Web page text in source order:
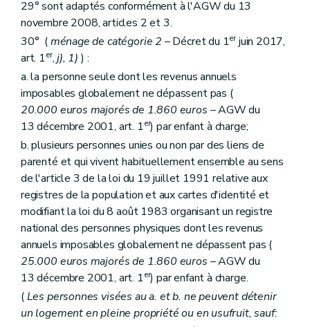
Art. 179
Section 2
Du contrat de gestion
Art. 180
Art. 181
Art. 182
Section 3
Du financement
Art. 183
Section 4 De l'administration et du contrôle
Art. 184
Art. 184 bis
Art. 185
Art. 185bis
Section 5 Du comité d'orientation du Fonds
Art. 186
Chapitre V
Des pouvoirs locaux
Art. 187
Art. 188
Art. 189
Art. 190
Chapitre VI Des organismes à finalité sociale
Section première Dispositions communes
Art. 191
Art. 192
Section 2 Des dispositions spécifiques aux agences immobilières sociales
Art. 193
29° sont adaptés conformément à l'AGW du 13
novembre 2008, articles 2 et 3.
30° (ménage de catégorie 2 – Décret du 1erjuin 2017,
art. 1er,j), 1) ) :
a. la personne seule dont les revenus annuels
imposables globalement ne dépassent pas (
20.000 euros majorés de 1.860 euros – AGW du
13 décembre 2001, art. 1er) par enfant à charge;
b. plusieurs personnes unies ou non par des liens de
parenté et qui vivent habituellement ensemble au sens
de l'article 3 de la loi du 19 juillet 1991 relative aux
registres de la population et aux cartes d'identité et
modifiant la loi du 8 août 1983 organisant un registre
national des personnes physiques dont les revenus
annuels imposables globalement ne dépassent pas (
25.000 euros majorés de 1.860 euros – AGW du
13 décembre 2001, art. 1er) par enfant à charge.
(Les personnes visées aua. etb. ne peuvent détenir
un logement en pleine propriété ou en usufruit, sauf: